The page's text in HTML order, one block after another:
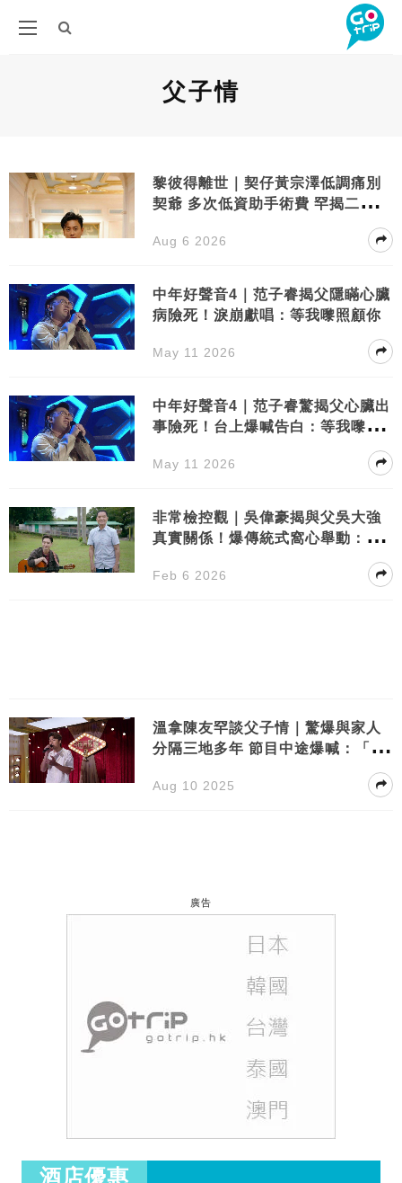
父子情
黎彼得離世｜契仔黃宗澤低調痛別
契爺 多次低資助手術費 罕揭二人超
Aug 6 2026
中年好聲音4｜范子睿揭父隱瞞心臟
病險死！淚崩獻唱：等我嚟照顧你
May 11 2026
中年好聲音4｜范子睿驚揭父心臟出
事險死！台上爆喊告白：等我嚟照
May 11 2026
非常檢控觀｜吳偉豪揭與父吳大強
真實關係！爆傳統式窩心舉動：純
Feb 6 2026
溫拿陳友罕談父子情｜驚爆與家人
分隔三地多年 節目中途爆喊：「好
Aug 10 2025
廣告
酒店優惠